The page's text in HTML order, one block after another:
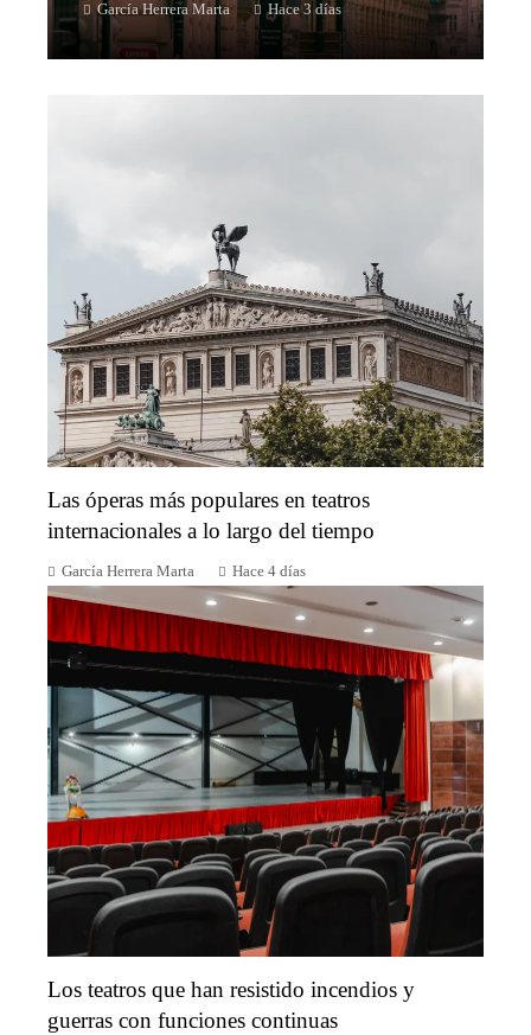
García Herrera Marta Hace 3 días
Las óperas más populares en teatros
internacionales a lo largo del tiempo
García Herrera Marta Hace 4 días
Los teatros que han resistido incendios y
guerras con funciones continuas